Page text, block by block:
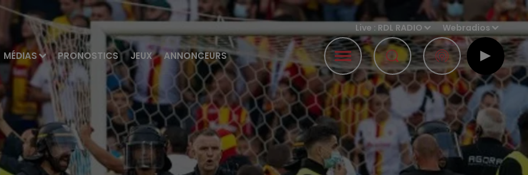
MÉDIAS PRONOSTICS JEUX ANNONCEURS
Live : RDL RADIO Webradios